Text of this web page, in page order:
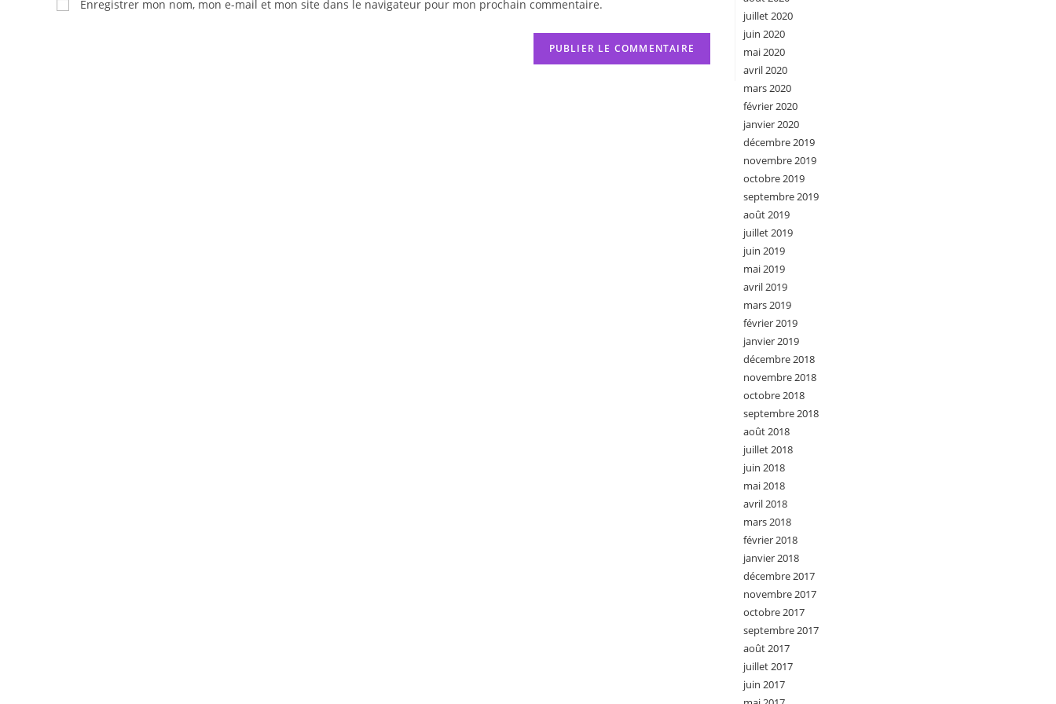
or
(facultatif)
Enregistrer mon nom, mon e-mail et mon site dans le navigateur pour mon prochain commentaire.
juillet 2020
juin 2020
mai 2020
avril 2020
mars 2020
février 2020
janvier 2020
décembre 2019
novembre 2019
octobre 2019
septembre 2019
août 2019
juillet 2019
juin 2019
mai 2019
avril 2019
mars 2019
février 2019
janvier 2019
décembre 2018
novembre 2018
octobre 2018
septembre 2018
août 2018
juillet 2018
juin 2018
mai 2018
avril 2018
mars 2018
février 2018
janvier 2018
décembre 2017
novembre 2017
octobre 2017
septembre 2017
août 2017
juillet 2017
juin 2017